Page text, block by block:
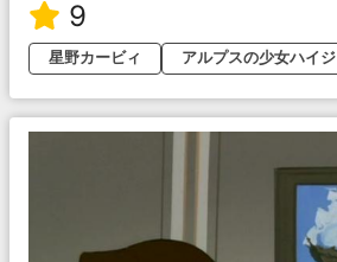
9
星野カービィ
アルプスの少女ハイジ